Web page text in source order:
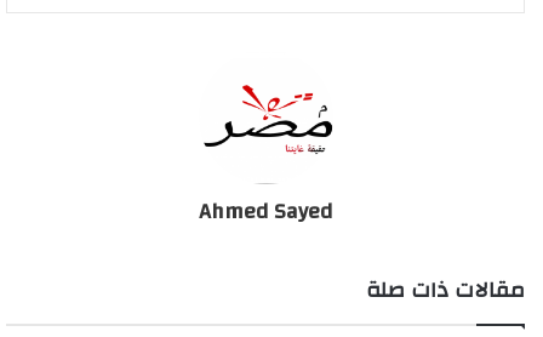
ولفتت المصادر إلى أن العزل المنزلي سيخفف أيضا العبء على
الطاقم الطبي والمستشفيات، حيث إن علاج فيروس كورونا عبارة عن
رعاية مركزة والتي يظهر عليها أعراض شديدة داخل المستشفيات.
المقبلة حتى الوصول للذروة
Ahmed Sayed
مقالات ذات صلة